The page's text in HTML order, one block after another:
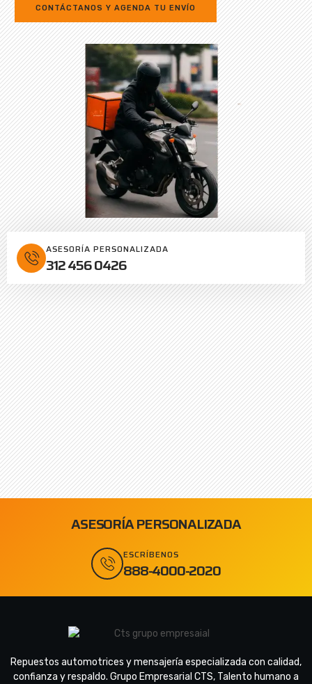
CONTÁCTANOS Y AGENDA TU ENVÍO
ASESORÍA PERSONALIZADA
312 456 0426
ASESORÍA PERSONALIZADA
ESCRÍBENOS
888-4000-2020
Repuestos automotrices y mensajería especializada con calidad,
confianza y respaldo. Grupo Empresarial CTS, Talento humano a